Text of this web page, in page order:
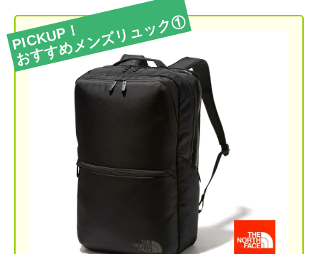
PICKUP！
おすすめメンズリュック①